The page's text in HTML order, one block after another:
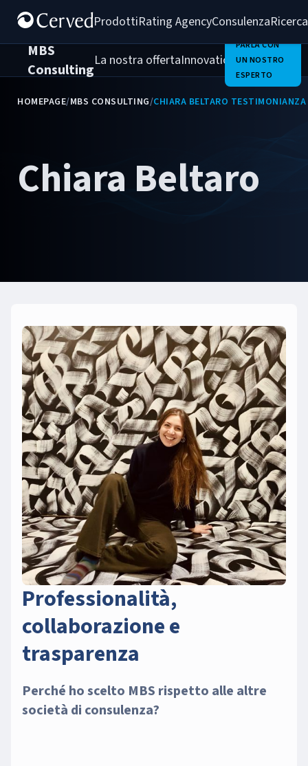
ProdottiRating AgencyConsulenza
MBS
Consulting
La nostra offertaInnovation TeamChi
PARLA CON
UN NOSTRO
ESPERTO
HOMEPAGE/MBS CONSULTING/CHIARA BELTARO TESTIMONIANZA
Chiara Beltaro
Professionalità,
collaborazione e
trasparenza
Perché ho scelto MBS rispetto alle altre
società di consulenza?